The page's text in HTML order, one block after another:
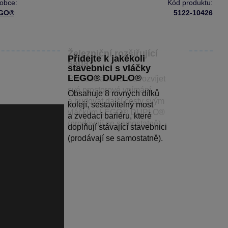
Kód produktu:
5122-10426
Železniční rozšiřující
sada
Předškoláci mohou rozvíjet
své prostorové vnímání
a budovat další cesty svým
vláčkům LEGO® DUPLO®
(prodávají se samostatně).
Přidejte k jakékoli
stavebnici s vláčky
LEGO® DUPLO®
Obsahuje 8 rovných dílků
kolejí, sestavitelný most
a zvedací bariéru, které
doplňují stávající stavebnici
(prodávají se samostatně).